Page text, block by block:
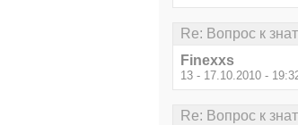
Re: Вопрос к
Finexxs
13 - 17.10.2010 -
Re: Вопрос к